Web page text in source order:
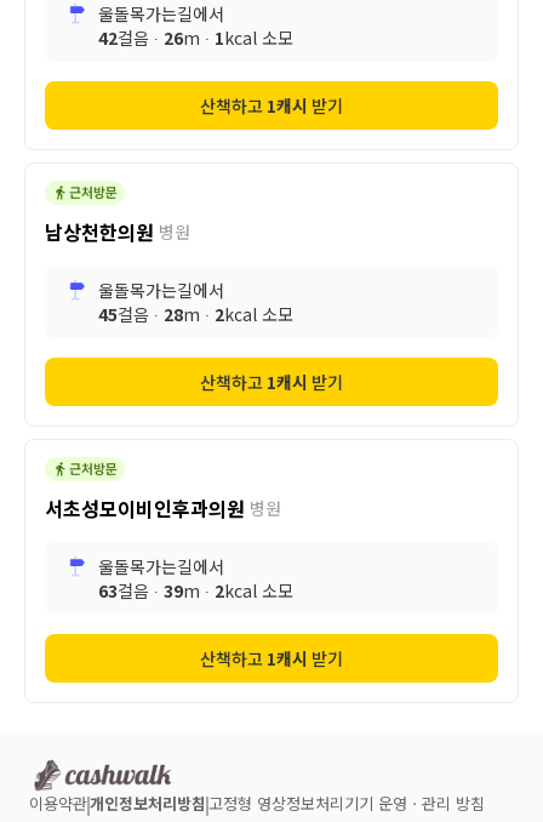
울돌목가는길에서
42걸음 ∙ 26m ∙ 1kcal 소모
산책하고 1캐시 받기
남상천한의원 병원
울돌목가는길에서
45걸음 ∙ 28m ∙ 2kcal 소모
산책하고 1캐시 받기
서초성모이비인후과의원 병원
울돌목가는길에서
63걸음 ∙ 39m ∙ 2kcal 소모
산책하고 1캐시 받기
이용약관개인정보처리방침 고정형 영상정보처리기기 운영ㆍ관리 방침